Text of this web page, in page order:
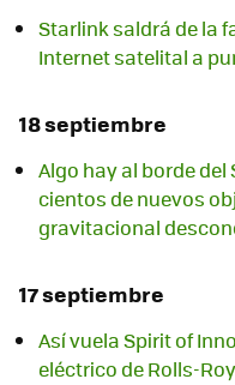
Starlink saldrá de la
Internet satelital a
18 septiembre
Algo hay al borde
cientos de nuevos
gravitacional
17 septiembre
Así vuela Spirit of
eléctrico de Rolls-